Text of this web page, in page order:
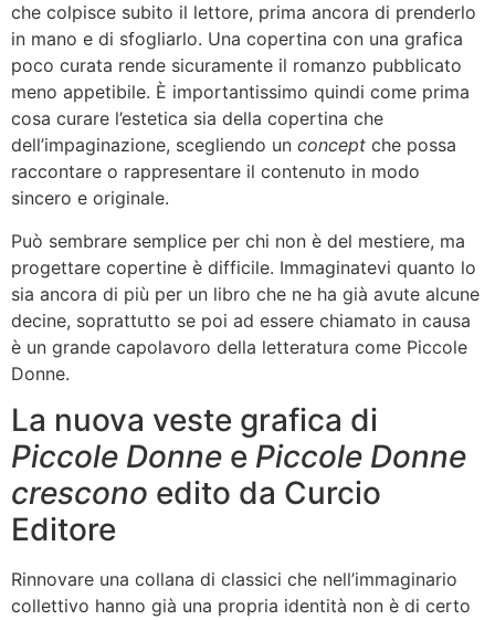
che colpisce subito il lettore, prima ancora di prenderlo
in mano e di sfogliarlo. Una copertina con una grafica
poco curata rende sicuramente il romanzo pubblicato
meno appetibile. È importantissimo quindi come prima
cosa curare l’estetica sia della copertina che
dell’impaginazione, scegliendo un concept che possa
raccontare o rappresentare il contenuto in modo
sincero e originale.
Può sembrare semplice per chi non è del mestiere, ma
progettare copertine è difficile. Immaginatevi quanto lo
sia ancora di più per un libro che ne ha già avute alcune
decine, soprattutto se poi ad essere chiamato in causa
è un grande capolavoro della letteratura come Piccole
Donne.
La nuova veste grafica di
Piccole Donne e Piccole Donne
crescono edito da Curcio
Editore
Rinnovare una collana di classici che nell’immaginario
collettivo hanno già una propria identità non è di certo